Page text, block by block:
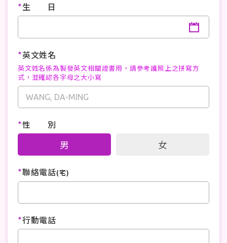
*生 日
*英文姓名
英文姓名係為製發英文相關證書用，請參考護照上之拼寫方
式，並確認各字母之大小寫
*性 別
男 女
*聯絡電話(宅)
*行動電話